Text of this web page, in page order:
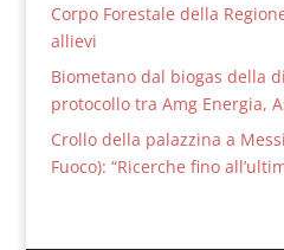
Corpo Forestale della
allievi
Biometano dal biogas della
protocollo tra Amg Energia,
Crollo della palazzina a
Fuoco): “Ricerche fino